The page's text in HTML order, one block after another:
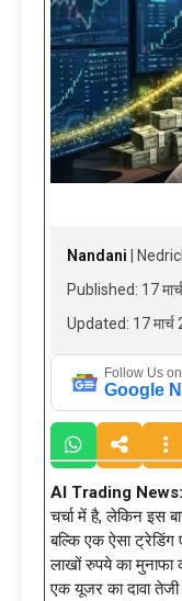
Nandani |
Published: 17
Updated: 17
Follow Us on
Google
AI Trading News:
चर्चा में है, लेकिन इस
बल्कि एक ऐसा
लाखों रुपये का मुनाफा
एक यूजर का दावा